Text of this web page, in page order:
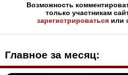
Возможность
только участникам
зарегистрироваться или
Главное за месяц: